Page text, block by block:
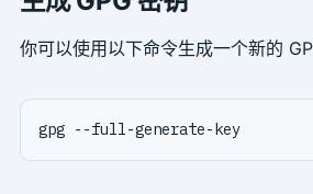
你可以使用以下命令生成一个新的
gpg --full-generate-key